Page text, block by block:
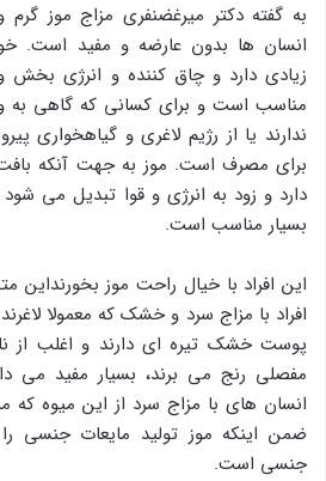
به گفته دکتر میرغضنفری مزاج موز
انسان ها بدون عارضه و مفيد است.
زيادی دارد و چاق كننده و انرژی
مناسب است و برای كسانی كه گاهی به
ندارند يا از رژيم لاغری و گياهخواری
برای مصرف است. موز به جهت آنکه
دارد و زود به انرژی و قوا تبدیل می
بسیار مناسب است.
این افراد با خیال راحت موز
افراد با مزاج سرد و خشک که معمولا
پوست خشک تيره ای دارند و اغلب از
مفصلی رنج می برند، بسیار مفید می
انسان های با مزاج سرد از اين ميوه كه
ضمن اینکه موز تولید مایعات جنسی
جنسی است.